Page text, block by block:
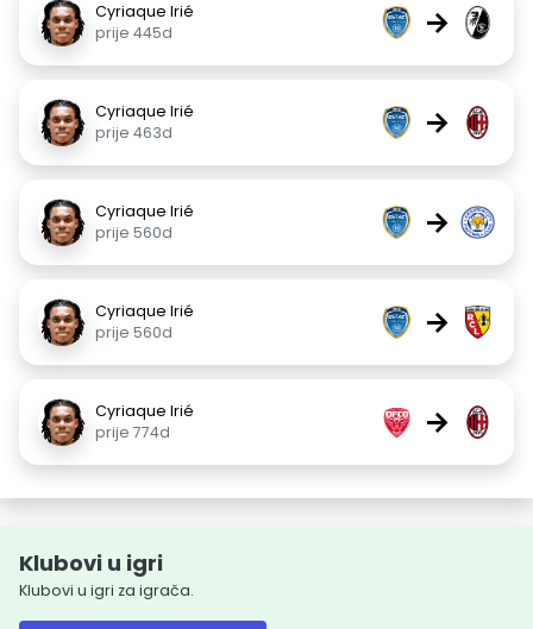
Cyriaque Irié
prije 445d
→
Cyriaque Irié
prije 463d
→
Cyriaque Irié
prije 560d
→
Cyriaque Irié
prije 560d
→
Cyriaque Irié
prije 774d
→
Klubovi u igri
Klubovi u igri za igrača.